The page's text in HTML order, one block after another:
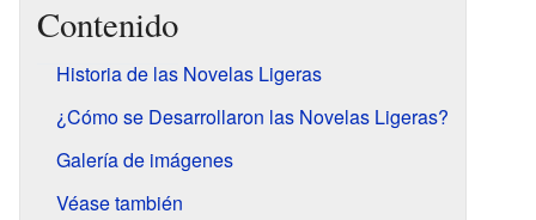
Contenido
Historia de las Novelas Ligeras
¿Cómo se Desarrollaron las Novelas Ligeras?
Galería de imágenes
Véase también